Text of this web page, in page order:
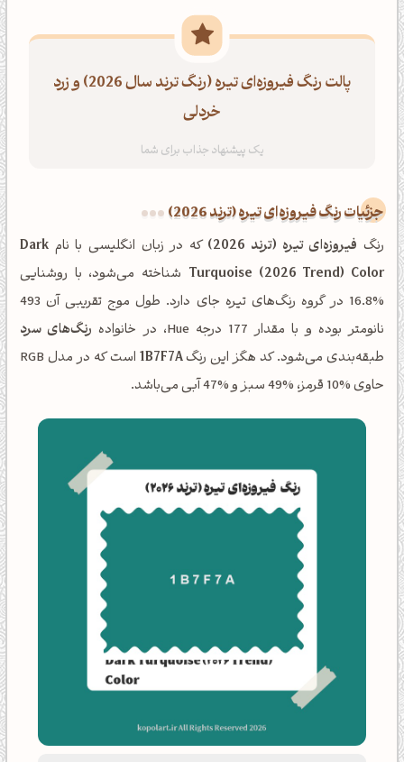
پالت رنگ فیروزه‌ای تیره (رنگ ترند سال 2026) و زرد
خردلی
جزئیات رنگ فیروزه‌ای تیره (ترند 2026)
رنگ فیروزه‌ای تیره (ترند 2026) که در زبان انگلیسی با نام Dark
Turquoise (2026 Trend) Color شناخته می‌شود، با روشنایی
%16.8 در گروه رنگ‌های تیره جای دارد. طول موج تقریبی آن 493
نانومتر بوده و با مقدار 177 درجه Hue، در خانواده
رنگ‌های سرد
طبقه‌بندی می‌شود. کد هگز این رنگ1B7F7A
است که در مدل RGB
حاوی %10 قرمز، %49 سبز و %47 آبی می‌باشد.